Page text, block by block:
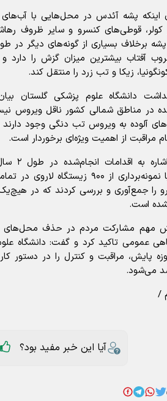
اینکه پشه آئدس در محل‌هایی با آب‌های
قوطی‌های کنسرو و سایر ظروف
پشه برخلاف بسیاری از گونه‌های دیگر در
آفتاب بیشترین میزان گزش را دارد
زیکا و تب زرد را منتقل کند.
دانشگاه علوم پزشکی گلستان
در مناطق شمالی کشور ناقل ویروس
آلوده به ویروس تب دنگی وجود
مراقبت از اهمیت ویژه‌ای برخوردار است.
هنرور
بهداشت با نمونه‌برداری از ۹۰۰
لارو را جمع‌آوری و بررسی کردند که در
است.
مهم مشارکت مردم در حذف محل‌های
عمومی تاکید کرد و گفت: دانشگاه
پایش، مراقبت و کنترل را در دستور
می‌شود.
/
آیا این خبر مفید بود؟